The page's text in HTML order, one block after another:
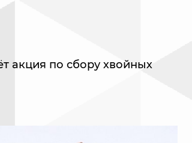
акция по сбору хвойных